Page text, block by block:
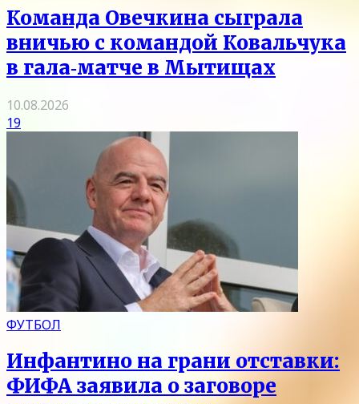
Команда Овечкина сыграла
вничью с командой Ковальчука
в гала‑матче в Мытищах
10.08.2026
19
ФУТБОЛ
Инфантино на грани отставки:
ФИФА заявила о заговоре